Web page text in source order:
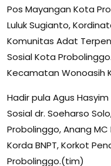
Pos Mayangan Kota
Luluk Sugianto,
Komunitas Adat
Sosial Kota
Kecamatan Wonoasih
Hadir pula Agus
Sosial dr. Soeharso
Probolinggo, Anang
Korda BNPT, Korkot
Probolinggo.(tim)